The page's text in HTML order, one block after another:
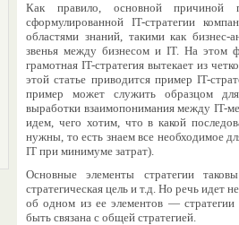
Как правило, основной причиной
сформулированной IT-стратегии
областями знаний, такими как
звенья между бизнесом и IT. На этом
грамотная IT-стратегия вытекает из
этой статье приводится пример IT-
пример может служить образцом
выработки взаимопонимания между IT-
идем, чего хотим, что в какой
нужны, то есть знаем все необходимое
IT при минимуме затрат).
Основные элементы стратегии
стратегическая цель и т.д. Но речь идет
об одном из ее элементов — стратегии
быть связана с общей стратегией.